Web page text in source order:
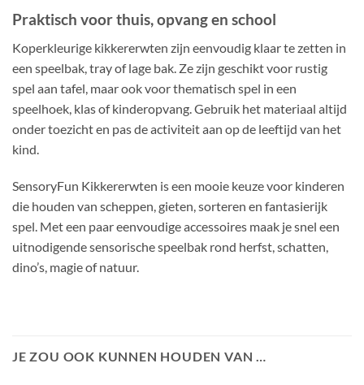
Praktisch voor thuis, opvang en school
Koperkleurige kikkererwten zijn eenvoudig klaar te zetten in
een speelbak, tray of lage bak. Ze zijn geschikt voor rustig
spel aan tafel, maar ook voor thematisch spel in een
speelhoek, klas of kinderopvang. Gebruik het materiaal altijd
onder toezicht en pas de activiteit aan op de leeftijd van het
kind.
SensoryFun Kikkererwten is een mooie keuze voor kinderen
die houden van scheppen, gieten, sorteren en fantasierijk
spel. Met een paar eenvoudige accessoires maak je snel een
uitnodigende sensorische speelbak rond herfst, schatten,
dino’s, magie of natuur.
JE ZOU OOK KUNNEN HOUDEN VAN …